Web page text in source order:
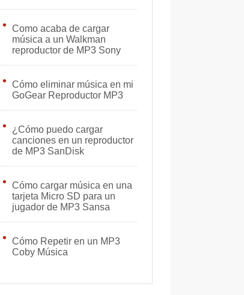
Como acaba de cargar
música a un Walkman
reproductor de MP3 Sony
Cómo eliminar música en mi
GoGear Reproductor MP3
¿Cómo puedo cargar
canciones en un reproductor
de MP3 SanDisk
Cómo cargar música en una
tarjeta Micro SD para un
jugador de MP3 Sansa
Cómo Repetir en un MP3
Coby Música